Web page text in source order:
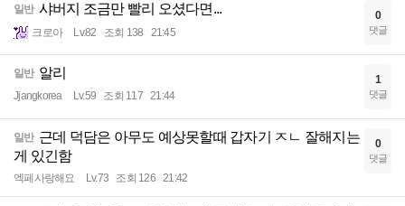
일반 샤버지 조금만 빨리 오셨다면...
크로아 Lv.82 조회 138 21:45
0
댓글
일반 알리
Jjangkorea Lv.59 조회 117 21:44
1
댓글
일반 근데 덕담은 아무도 예상못할때 갑자기 ㅈㄴ 잘해지는
게 있긴함
엑페사랑해요 Lv.73 조회 126 21:42
0
댓글